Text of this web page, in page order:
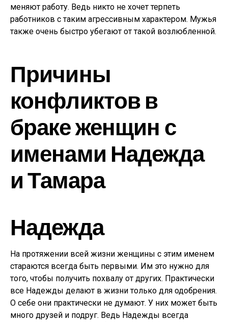
меняют работу. Ведь никто не хочет терпеть
работников с таким агрессивным характером. Мужья
также очень быстро убегают от такой возлюбленной.
Причины
конфликтов в
браке женщин с
именами Надежда
и Тамара
Надежда
На протяжении всей жизни женщины с этим именем
стараются всегда быть первыми. Им это нужно для
того, чтобы получить похвалу от других. Практически
все Надежды делают в жизни только для одобрения.
О себе они практически не думают. У них может быть
много друзей и подруг. Ведь Надежды всегда